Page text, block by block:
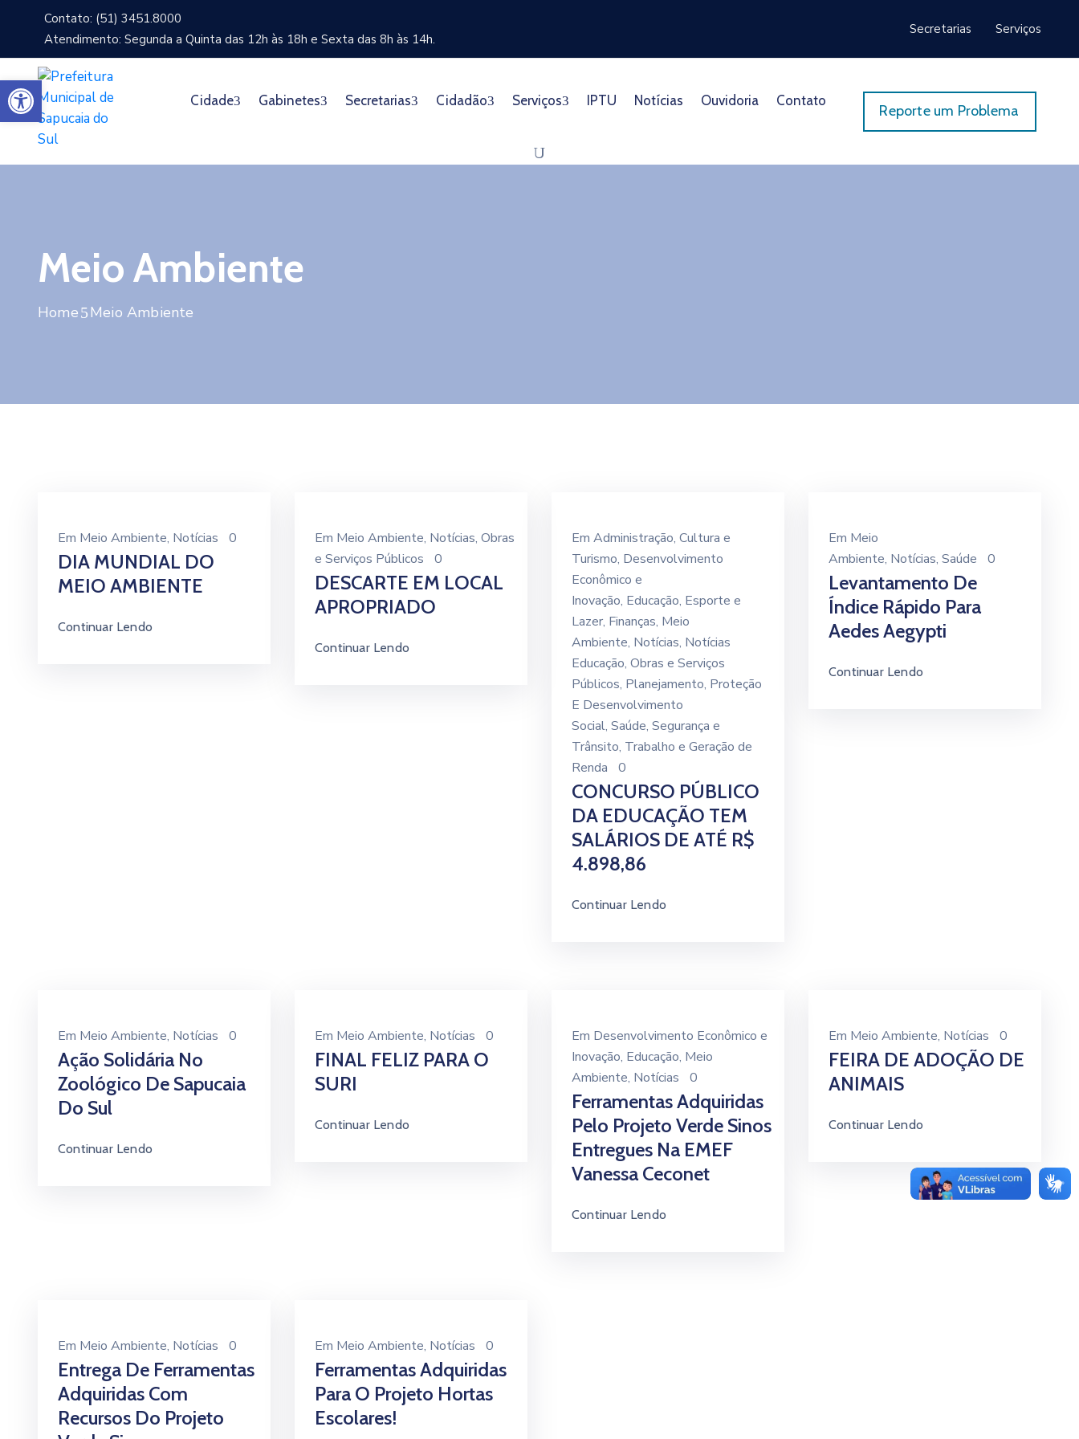
Contato: (51) 3451.8000
Atendimento: Segunda a Quinta das 12h às 18h e Sexta das 8h às 14h.
Secretarias Serviços
Cidade Gabinetes Secretarias Cidadão Serviços IPTU Notícias Ouvidoria Contato
Reporte um Problema
Meio Ambiente
Home Meio Ambiente
Em Meio Ambiente‚ Notícias 0
DIA MUNDIAL DO
MEIO AMBIENTE
Continuar Lendo
Em Meio Ambiente‚ Notícias‚ Obras
e Serviços Públicos
0
DESCARTE EM LOCAL
APROPRIADO
Continuar Lendo
Em Administração‚ Cultura e
Turismo‚ Desenvolvimento
Econômico e
Inovação‚ Educação‚ Esporte e
Lazer‚ Finanças‚ Meio
Ambiente‚ Notícias‚ Notícias
Educação‚ Obras e Serviços
Públicos‚ Planejamento‚ Proteção
E Desenvolvimento
Social‚ Saúde‚ Segurança e
Trânsito‚ Trabalho e Geração de
Renda
0
CONCURSO PÚBLICO
DA EDUCAÇÃO TEM
SALÁRIOS DE ATÉ R$
4.898,86
Continuar Lendo
Em Meio
Ambiente‚ Notícias‚ Saúde 0
Levantamento De
Índice Rápido Para
Aedes Aegypti
Continuar Lendo
Em Meio Ambiente‚ Notícias 0
Ação Solidária No
Zoológico De Sapucaia
Do Sul
Continuar Lendo
Em Meio Ambiente‚ Notícias 0
FINAL FELIZ PARA O
SURI
Continuar Lendo
Em Desenvolvimento Econômico e
Inovação‚ Educação‚ Meio
Ambiente‚ Notícias 0
Ferramentas Adquiridas
Pelo Projeto Verde Sinos
Entregues Na EMEF
Vanessa Ceconet
Continuar Lendo
Em Meio Ambiente‚ Notícias 0
FEIRA DE ADOÇÃO DE
ANIMAIS
Continuar Lendo
Em Meio Ambiente‚ Notícias 0
Entrega De Ferramentas
Adquiridas Com
Recursos Do Projeto
Em Meio Ambiente‚ Notícias 0
Ferramentas Adquiridas
Para O Projeto Hortas
Escolares!
Abrir a barra de ferramentas